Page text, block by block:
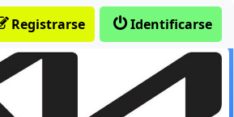
Identificarse
Registrarse